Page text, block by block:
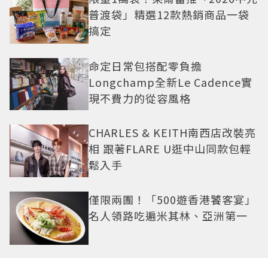
普渡袋」精選12款熱銷商品一袋
搞定
命定日常包搭配零負擔
Longchamp全新Le Cadence實
現不費力的從容風格
CHARLES & KEITH南西店改裝亮
相 跟著FLARE U逛中山同款包輕
鬆入手
僅限兩團！「500遊香港饕客宴」
名人領路吃遍米其林、亞洲第一